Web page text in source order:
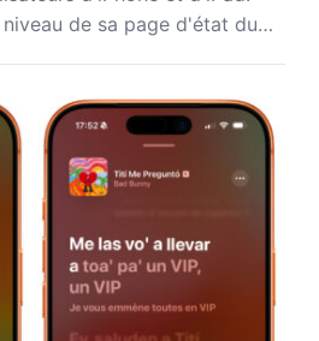
de sa page d'état du…